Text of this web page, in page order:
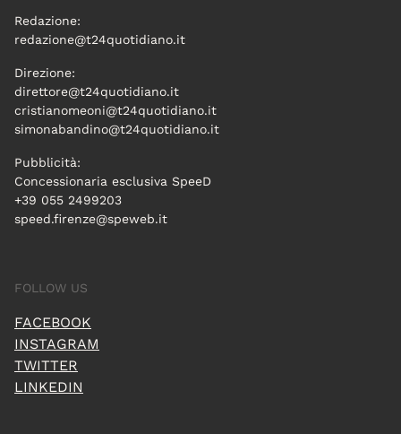
Redazione:
redazione@t24quotidiano.it
Direzione:
direttore@t24quotidiano.it
cristianomeoni@t24quotidiano.it
simonabandino@t24quotidiano.it
Pubblicità:
Concessionaria esclusiva SpeeD
+39 055 2499203
speed.firenze@speweb.it
FOLLOW US
FACEBOOK
INSTAGRAM
TWITTER
LINKEDIN